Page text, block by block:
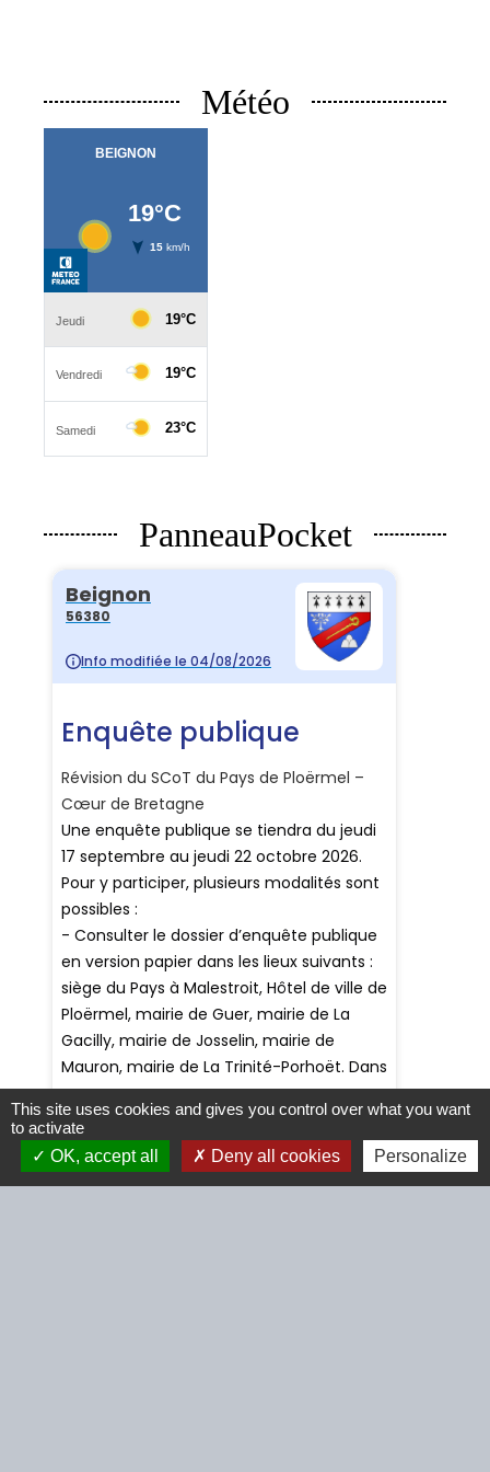
Météo
PanneauPocket
Contacts
This site uses cookies and gives you control over what you want
to activate
OK, accept all
Deny all cookies Personalize